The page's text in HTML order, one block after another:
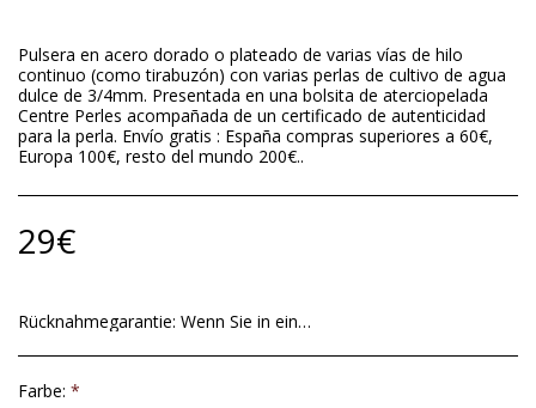
Pulsera en acero dorado o plateado de varias vías de hilo
continuo (como tirabuzón) con varias perlas de cultivo de agua
dulce de 3/4mm. Presentada en una bolsita de aterciopelada
Centre Perles acompañada de un certificado de autenticidad
para la perla. Envío gratis : España compras superiores a 60€,
Europa 100€, resto del mundo 200€..
29€
Rücknahmegarantie: Wenn Sie in einer Ausnahmesituation mit dem von uns gesendeten Artikel nicht zufrieden sind, haben Sie ab dem Datum der Lieferung eine maximale Frist von 14 Tagen, um ihn zurückzusenden. Unvollkommenheiten in Zuchtperlen sind kein akzeptabler Grund für die Rückkehr, da sie völlig natürlich sind und nicht verändert werden können, um perfekte runde Formen zu erhalten. Für die Perle Mallorcas, für die eine Garantie von zehn Jahren gilt, deckt die Garantie alle Mängel ausschließlich der Perle ab, sofern sie die erforderliche Pflege erhalten hat. Die Rückerstattung des Kaufbetrags erfolgt gegebenenfalls in derselben Zahlungsmethode, mit der Sie den zurückgegebenen Artikel gekauft haben.
Farbe: *